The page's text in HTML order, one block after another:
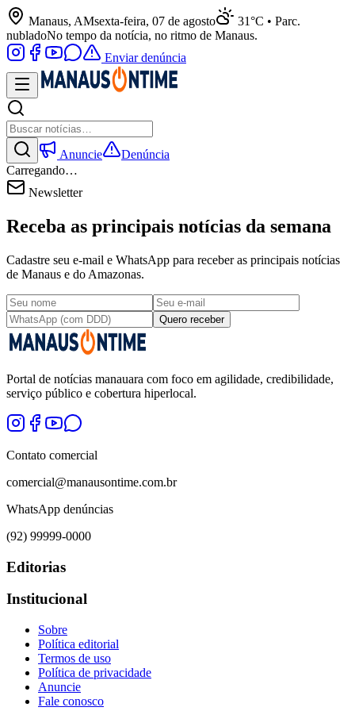
Manaus, AMsexta-feira, 07 de agosto
31°C • Parc.
nubladoNo tempo da notícia, no ritmo de Manaus.
Enviar denúncia
Anuncie
Denúncia
Carregando…
Newsletter
Receba as principais notícias da semana
Cadastre seu e-mail e WhatsApp para receber as principais notícias
de Manaus e do Amazonas.
Quero receber
Portal de notícias manauara com foco em agilidade, credibilidade,
serviço público e cobertura hiperlocal.
Contato comercial
comercial@manausontime.com.br
WhatsApp denúncias
(92) 99999-0000
Editorias
Institucional
Sobre
Política editorial
Termos de uso
Política de privacidade
Anuncie
Fale conosco